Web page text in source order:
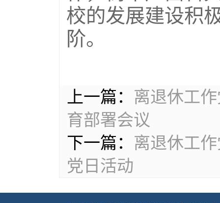
校的发展建设积
阶。
上一篇： 离退休工
育部署会议
下一篇： 离退休工
党日活动